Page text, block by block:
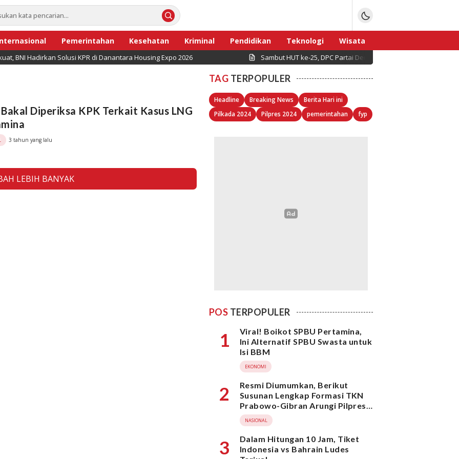
Pemerintahan Kesehatan Kriminal Pendidikan Teknologi
Wisata
Sport
BNI Hadirkan Solusi KPR di Danantara Housing Expo 2026 Sambut HUT ke-25, DPC Partai Demokrat Pulau Seribu Gelar
Diperiksa KPK Terkait Kasus LNG
3 tahun yang lalu
LEBIH BANYAK
TAG TERPOPULER
Headline Breaking News
Berita Hari ini
Pilkada 2024
Pilpres 2024 pemerintahan fyp
POS TERPOPULER
1
Viral! Boikot SPBU Pertamina,
Ini Alternatif SPBU Swasta untuk
Isi BBM
EKONOMI
2
Resmi Diumumkan, Berikut
Susunan Lengkap Formasi TKN
Prabowo-Gibran Arungi Pilpres
2024, Ada Ridwan Kamil hingga
Suami Yenny Wahid
NASIONAL
3
Dalam Hitungan 10 Jam, Tiket
Indonesia vs Bahrain Ludes